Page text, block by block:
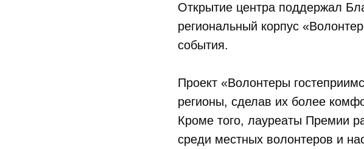
Открытие центра поддержал
региональный корпус
события.
Проект «Волонтеры
регионы, сделав их более
Кроме того, лауреаты Премии
среди местных волонтеров и